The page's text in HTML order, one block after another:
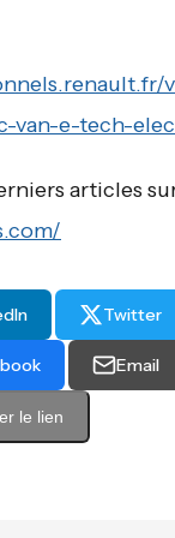
van-e-tech-
articles
Twitter
Email
le lien